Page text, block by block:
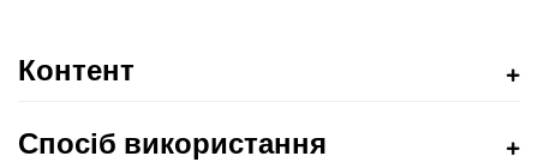
Контент
Спосіб використання